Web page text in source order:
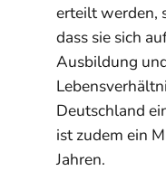
erteilt werden,
dass sie sich
Ausbildung
Deutschland
ist zudem ein
Jahren.